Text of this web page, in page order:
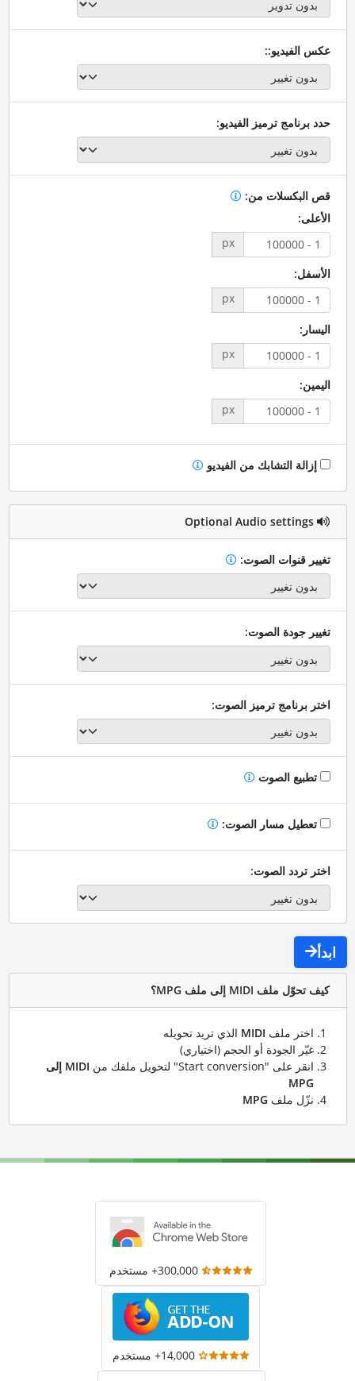
عكس الفيديو::
حدد برنامج ترميز الفيديو:
قص البكسلات من:
الأعلى:
px
الأسفل:
px
اليسار:
px
اليمين:
px
إزالة التشابك من الفيديو
Optional Audio settings
تغيير قنوات الصوت:
تغيير جودة الصوت:
اختر برنامج ترميز الصوت:
تطبيع الصوت
تعطيل مسار الصوت:
اختر تردد الصوت:
ابدأ
كيف تحوّل ملف MIDI إلى ملف MPG؟
اختر ملف MIDIالذي تريد تحويله
غيّر الجودة أو الحجم (اختياري)
انقر على "Start conversion" لتحويل ملفك من
MIDI إلى
MPG
نزّل ملف MPG
300,000+ مستخدم
14,000+ مستخدم